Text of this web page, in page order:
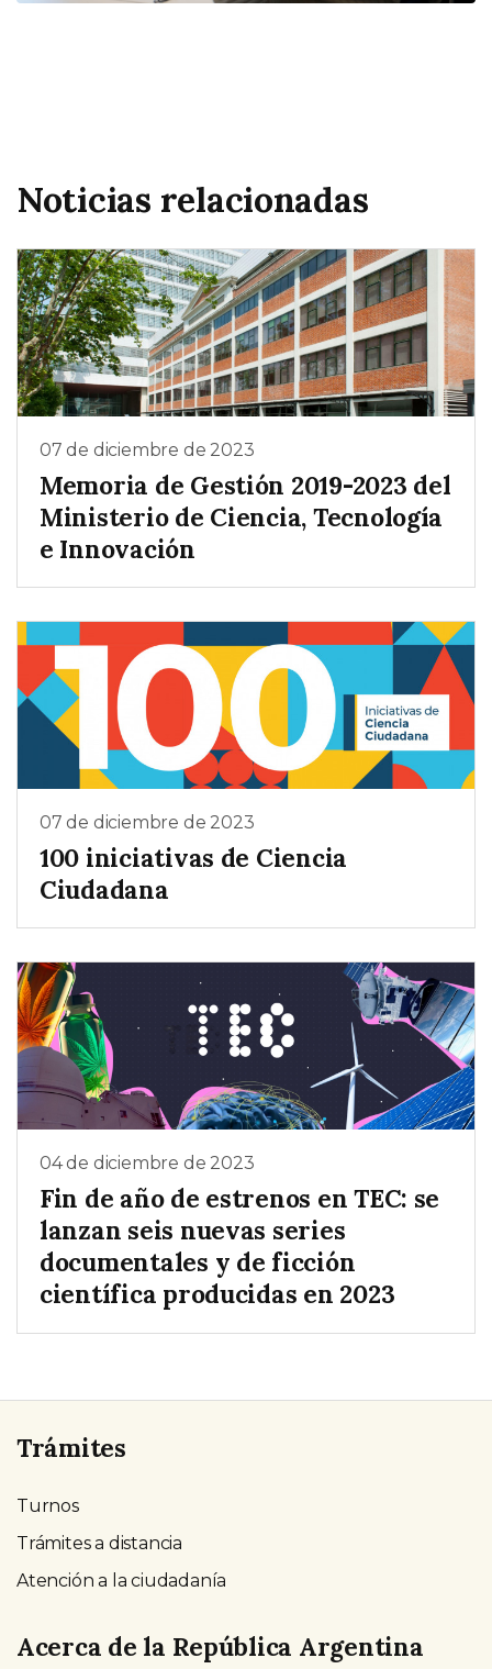
Noticias relacionadas
07 de diciembre de 2023
Memoria de Gestión 2019-2023 del
Ministerio de Ciencia, Tecnología
e Innovación
07 de diciembre de 2023
100 iniciativas de Ciencia
Ciudadana
04 de diciembre de 2023
Fin de año de estrenos en TEC: se
lanzan seis nuevas series
documentales y de ficción
científica producidas en 2023
Trámites
Turnos
Trámites a distancia
Atención a la ciudadanía
Acerca de la República Argentina